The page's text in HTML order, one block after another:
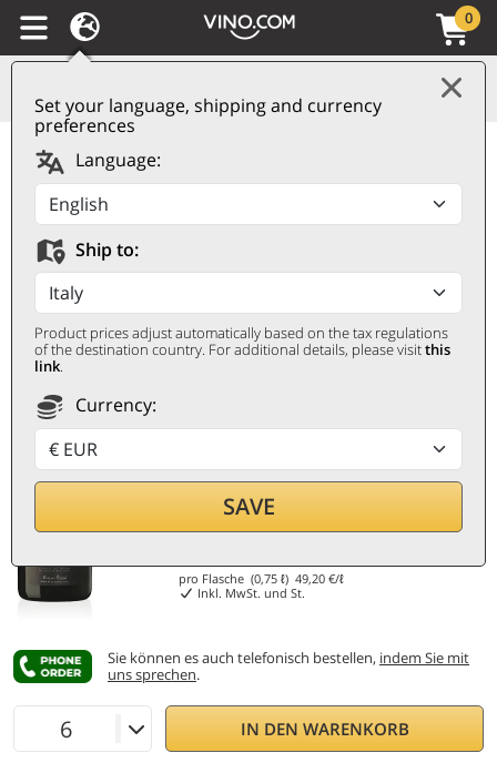
Set your language, shipping and currency
preferences
Language:
Ship to:
Product prices adjust automatically based on the tax regulations
of the destination country. For additional details, please visitthis
link.
Currency:
SAVE
0
Vino de la Tierra de
Ibiza IGP Lausos 2021
Can Rich
CAN RICH
0,75 ℓ
36,90€
pro Flasche (0,75 ℓ)49,20 €/ℓ
Inkl. MwSt. und St.
Sie können es auch telefonisch bestellen, indem Sie mit
uns sprechen.
IN DEN WARENKORB